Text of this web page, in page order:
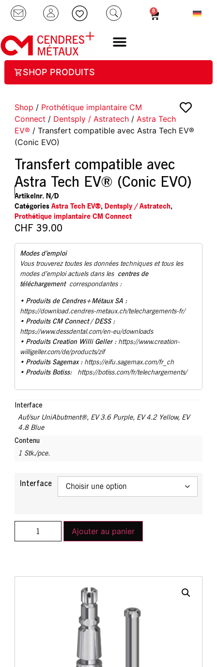
0
SHOP PRODUITS
Shop / Prothétique implantaire CM
Connect / Dentsply / Astratech / Astra Tech
EV® / Transfert compatible avec Astra Tech EV®
(Conic EVO)
Transfert compatible avec
Astra Tech EV® (Conic EVO)
Artikelnr. N/D
Catégories Astra Tech EV®, Dentsply / Astratech,
Prothétique implantaire CM Connect
CHF 39.00
Modes d’emploi
Vous trouverez toutes les données techniques et tous les
modes d’emploi actuels dans les centres de
téléchargementcorrespondantes :
• Produits de Cendres+Métaux SA :
https://download.cendres-metaux.ch/telechargements-fr/
• Produits CM Connect / DESS :
https://www.dessdental.com/en-eu/downloads
• Produits Creation Willi Geller : https://www.creation-
willigeller.com/de/products/zif
• Produits Sagemax : https://eifu.sagemax.com/fr_ch
• Produits Botiss: https://botiss.com/fr/telechargements/
Interface
Auf/sur UniAbutment®, EV 3.6 Purple, EV 4.2 Yellow, EV
4.8 Blue
Contenu
1 Stk./pce.
Interface
Ajouter au panier